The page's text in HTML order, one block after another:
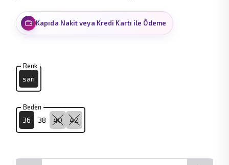
Kapıda Nakit veya Kredi Kartı ile Ödeme
Renk
sarı
Beden
36 38 40 42